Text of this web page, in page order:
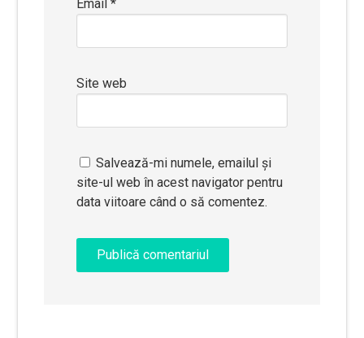
Email*
Site web
Salvează-mi numele, emailul și
site-ul web în acest navigator pentru
data viitoare când o să comentez.